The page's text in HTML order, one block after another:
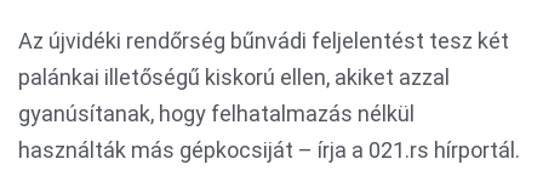
Az újvidéki rendőrség bűnvádi feljelentést tesz két
palánkai illetőségű kiskorú ellen, akiket azzal
gyanúsítanak, hogy felhatalmazás nélkül
használták más gépkocsiját – írja a 021.rs hírportál.